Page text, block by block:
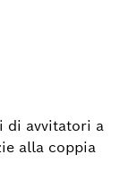
di avvitatori a
alla coppia